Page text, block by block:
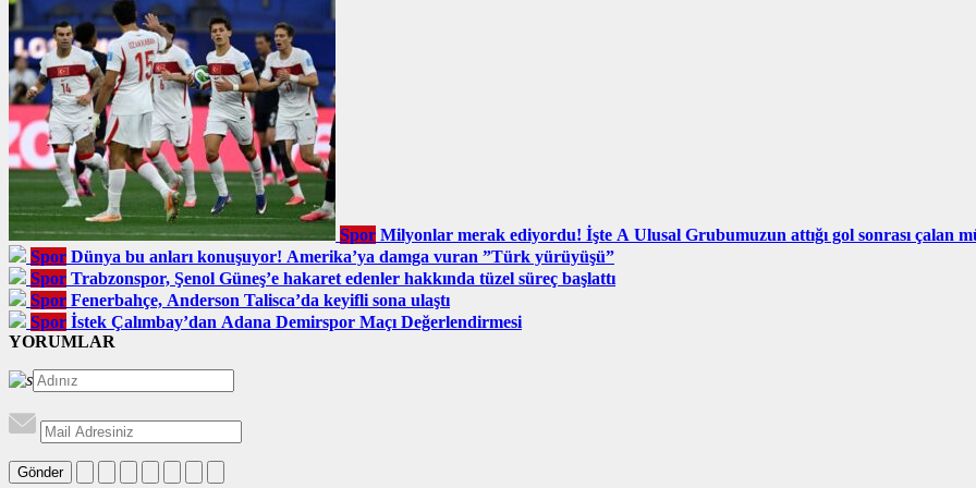
Spor Milyonlar merak ediyordu! İşte A Ulusal Grubumuzun attığı gol sonrası çalan
Spor Dünya bu anları konuşuyor! Amerika’ya damga vuran ”Türk yürüyüşü”
Spor Trabzonspor, Şenol Güneş’e hakaret edenler hakkında tüzel süreç başlattı
Spor Fenerbahçe, Anderson Talisca’da keyifli sona ulaştı
Spor İstek Çalımbay’dan Adana Demirspor Maçı Değerlendirmesi
YORUMLAR
Gönder